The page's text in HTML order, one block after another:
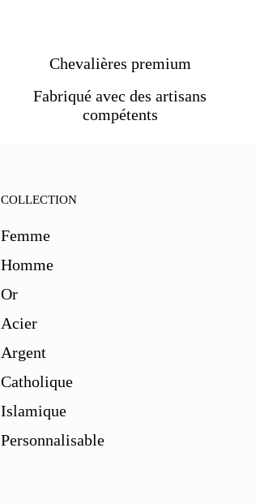
Chevalières premium
Fabriqué avec des artisans
compétents
COLLECTION
Femme
Homme
Or
Acier
Argent
Catholique
Islamique
Personnalisable